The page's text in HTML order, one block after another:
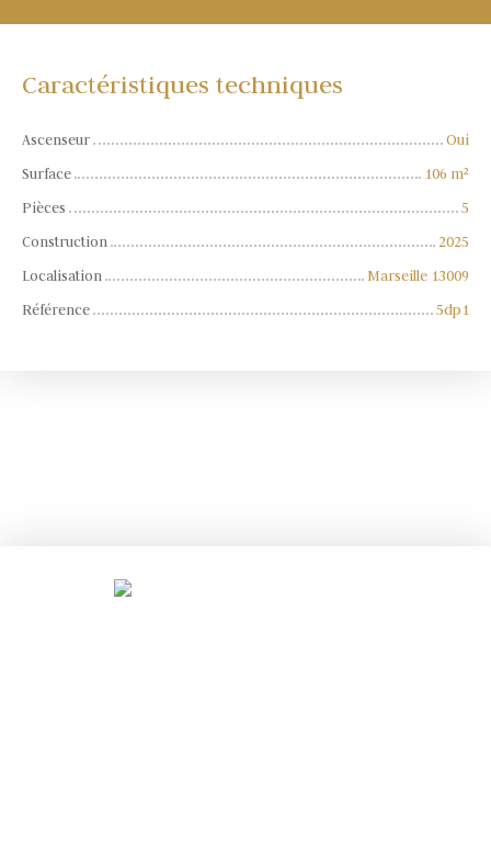
Caractéristiques techniques
Ascenseur
Oui
Surface
106 m²
Pièces
5
Construction
2025
Localisation
Marseille 13009
Référence
5dp1